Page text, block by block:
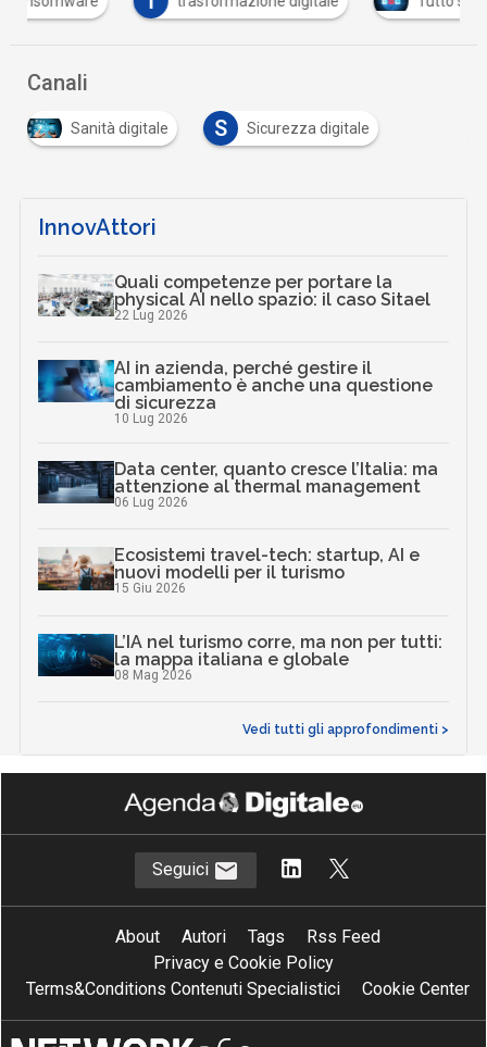
Canali
Sanità digitale S Sicurezza digitale
InnovAttori
Quali competenze per portare la
physical AI nello spazio: il caso Sitael
22 Lug 2026
AI in azienda, perché gestire il
cambiamento è anche una questione
di sicurezza
10 Lug 2026
Data center, quanto cresce l’Italia: ma
attenzione al thermal management
06 Lug 2026
Ecosistemi travel-tech: startup, AI e
nuovi modelli per il turismo
15 Giu 2026
L’IA nel turismo corre, ma non per tutti:
la mappa italiana e globale
08 Mag 2026
Vedi tutti gli approfondimenti >
Seguici
About Autori Tags
Rss Feed
Privacy e Cookie Policy
Terms&Conditions Contenuti Specialistici
Cookie Center